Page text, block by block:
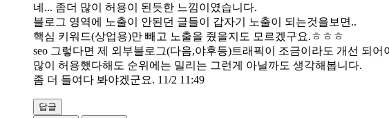
네... 좀더 많이 허용이 된듯한 느낌이였습니다.
블로그 영역에 노출이 안된던 글들이 갑자기 노출이 되는것을보면..
핵심 키워드(상업용)만 빼고 노출을 줬을지도 모르겠구요.ㅎㅎㅎ
seo 그렇다면 제 외부블로그(다음,야후등)트래픽이 조금이라도 개선 되
많이 허용했다해도 순위에는 밀리는 그런게 아닐까도 생각해봅니다.
좀 더 들여다 봐야겠군요. 11/2 11:49
답글